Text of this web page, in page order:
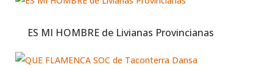
ES MI HOMBRE de Livianas Provincianas